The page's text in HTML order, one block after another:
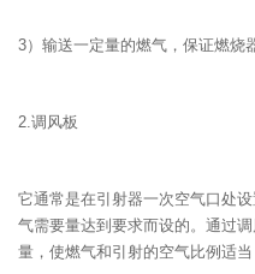
3）输送一定量的燃气，保证燃烧
2.调风板
它通常是在引射器一次空气口处
气需要量达到要求而设的。通过
量，使燃气和引射的空气比例适当